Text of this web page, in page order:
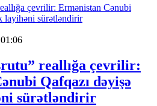
reallığa çevrilir:
Qafqazı dəyişə
sürətləndirir